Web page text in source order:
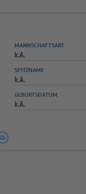
MANNSCHAFTSART
k.A.
SPITZNAME
k.A.
GEBURTSDATUM
k.A.